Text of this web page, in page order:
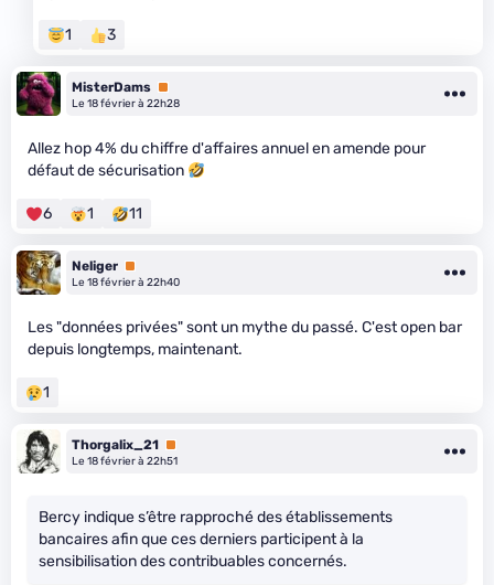
1 3
MisterDams Premium
Le 18 février à 22h28
Allez hop 4% du chiffre d'affaires annuel en amende pour
défaut de sécurisation
6 1 11
Neliger Premium
Le 18 février à 22h40
Les "données privées" sont un mythe du passé. C'est open bar
depuis longtemps, maintenant.
1
Thorgalix_21 Premium
Le 18 février à 22h51
Bercy indique s’être rapproché des établissements
bancaires afin que ces derniers participent à la
sensibilisation des contribuables concernés.